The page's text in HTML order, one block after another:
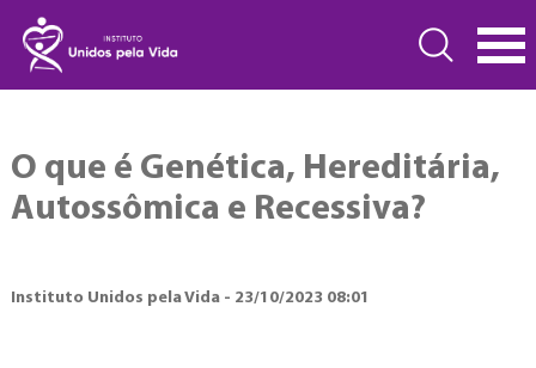
O que é Genética, Hereditária,
Autossômica e Recessiva?
Instituto Unidos pela Vida - 23/10/2023 08:01